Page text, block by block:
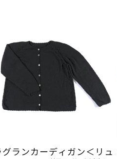
グランカーディガン＜リュ